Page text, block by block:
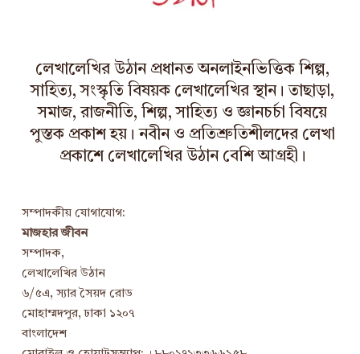
লেখালেখির উঠান প্রধানত অনলাইনভিত্তিক শিল্প,
সাহিত্য, সংস্কৃতি বিষয়ক লেখালেখির স্থান। তাছাড়া,
সমাজ, রাজনীতি, শিল্প, সাহিত্য ও জ্ঞানচর্চা বিষয়ে
পুস্তক প্রকাশ হয়। নবীন ও প্রতিশ্রুতিশীলদের লেখা
প্রকাশে লেখালেখির উঠান বেশি আগ্রহী।
সম্পাদকীয় যোগাযোগ:
মাজহার জীবন
সম্পাদক,
লেখালেখির উঠান
৬/৫এ, স্যার সৈয়দ রোড
মোহাম্মদপুর, ঢাকা ১২০৭
বাংলাদেশ